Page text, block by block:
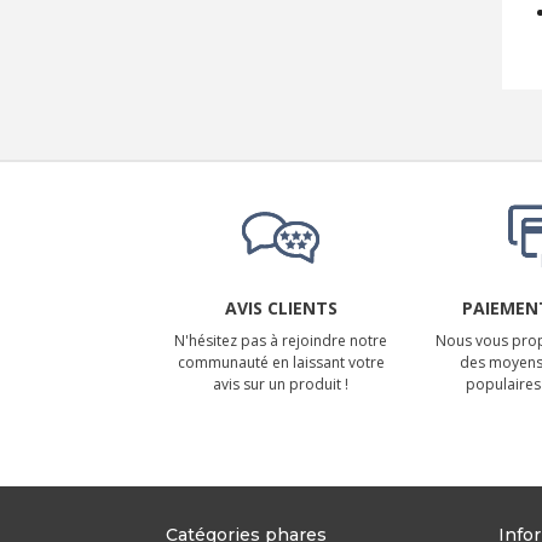
AVIS CLIENTS
N'hésitez pas à rejoindre notre
communauté en laissant votre
avis sur un produit !
Nous vous
des
Catégories phares